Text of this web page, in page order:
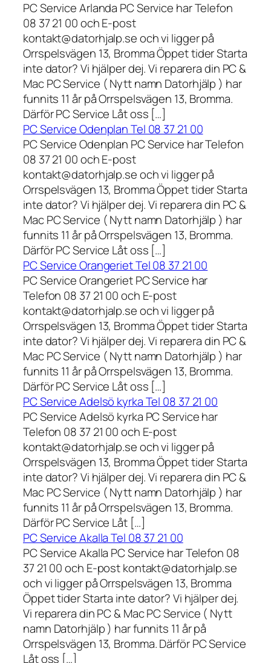
PC Service Arlanda PC Service har Telefon
08 37 21 00 och E-post
kontakt@datorhjalp.se och vi ligger på
Orrspelsvägen 13, Bromma Öppet tider Starta
inte dator? Vi hjälper dej. Vi reparera din PC &
Mac PC Service ( Nytt namn Datorhjälp ) har
funnits 11 år på Orrspelsvägen 13, Bromma.
Därför PC Service Låt oss […]
PC Service Odenplan Tel 08 37 21 00
PC Service Odenplan PC Service har Telefon
08 37 21 00 och E-post
kontakt@datorhjalp.se och vi ligger på
Orrspelsvägen 13, Bromma Öppet tider Starta
inte dator? Vi hjälper dej. Vi reparera din PC &
Mac PC Service ( Nytt namn Datorhjälp ) har
funnits 11 år på Orrspelsvägen 13, Bromma.
Därför PC Service Låt oss […]
PC Service Orangeriet Tel 08 37 21 00
PC Service Orangeriet PC Service har
Telefon 08 37 21 00 och E-post
kontakt@datorhjalp.se och vi ligger på
Orrspelsvägen 13, Bromma Öppet tider Starta
inte dator? Vi hjälper dej. Vi reparera din PC &
Mac PC Service ( Nytt namn Datorhjälp ) har
funnits 11 år på Orrspelsvägen 13, Bromma.
Därför PC Service Låt oss […]
PC Service Adelsö kyrka Tel 08 37 21 00
PC Service Adelsö kyrka PC Service har
Telefon 08 37 21 00 och E-post
kontakt@datorhjalp.se och vi ligger på
Orrspelsvägen 13, Bromma Öppet tider Starta
inte dator? Vi hjälper dej. Vi reparera din PC &
Mac PC Service ( Nytt namn Datorhjälp ) har
funnits 11 år på Orrspelsvägen 13, Bromma.
Därför PC Service Låt […]
PC Service Akalla Tel 08 37 21 00
PC Service Akalla PC Service har Telefon 08
37 21 00 och E-post kontakt@datorhjalp.se
och vi ligger på Orrspelsvägen 13, Bromma
Öppet tider Starta inte dator? Vi hjälper dej.
Vi reparera din PC & Mac PC Service ( Nytt
namn Datorhjälp ) har funnits 11 år på
Orrspelsvägen 13, Bromma. Därför PC Service
Låt oss […]